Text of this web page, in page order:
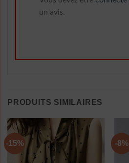
un avis.
PRODUITS SIMILAIRES
-15% -8%